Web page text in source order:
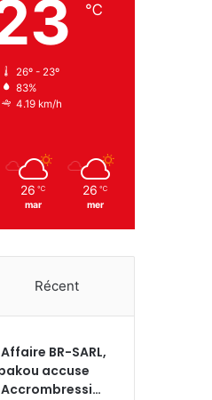
℃
26º - 23º
83%
4.19 km/h
26 ℃
mar
26 ℃
mer
Récent
BR-SARL,
accuse